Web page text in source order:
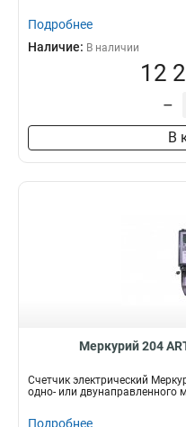
Подробнее
Наличие: В наличии
12
–
В
Меркурий 204
Счетчик электрический
одно- или двунаправленного
Подробнее